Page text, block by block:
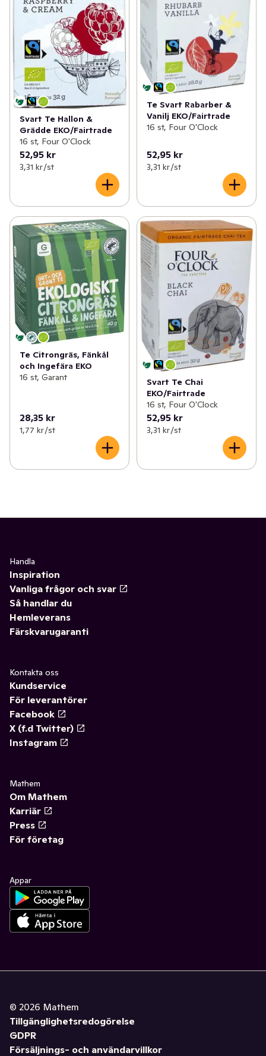
Svart Te Hallon &
Grädde EKO/Fairtrade
16 st, Four O'Clock
52,95 kr
3,31 kr /st
Te Svart Rabarber &
Vanilj EKO/Fairtrade
16 st, Four O'Clock
52,95 kr
3,31 kr /st
Te Citrongräs, Fänkål
och Ingefära EKO
16 st, Garant
28,35 kr
1,77 kr /st
Svart Te Chai
EKO/Fairtrade
16 st, Four O'Clock
52,95 kr
3,31 kr /st
Handla
Inspiration
Vanliga frågor och svar
Så handlar du
Hemleverans
Färskvarugaranti
Kontakta oss
Kundservice
För leverantörer
Facebook
X (f.d Twitter)
Instagram
Mathem
Om Mathem
Karriär
Press
För företag
Appar
© 2026 Mathem
Tillgänglighetsredogörelse
GDPR
Försäljnings- och användarvillkor